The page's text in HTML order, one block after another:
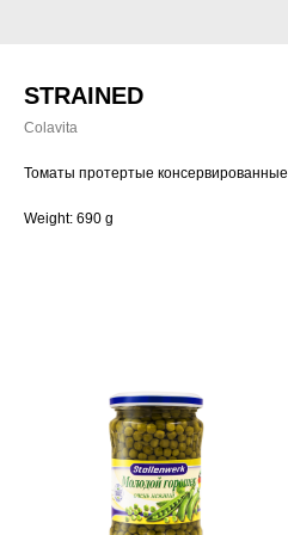
STRAINED
Colavita
Томаты протертые консервированные
Weight: 690 g